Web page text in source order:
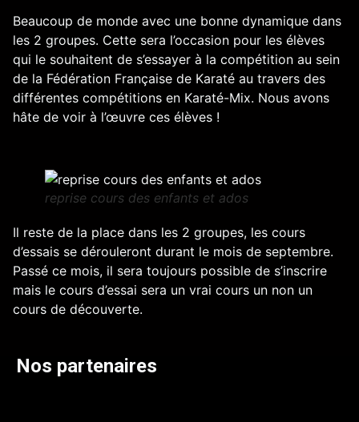
Beaucoup de monde avec une bonne dynamique dans
les 2 groupes. Cette sera l’occasion pour les élèves
qui le souhaitent de s’essayer à la compétition au sein
de la Fédération Française de Karaté au travers des
différentes compétitions en Karaté-Mix. Nous avons
hâte de voir à l’œuvre ces élèves !
reprise cours des enfants et ados
Il reste de la place dans les 2 groupes, les cours
d’essais se dérouleront durant le mois de septembre.
Passé ce mois, il sera toujours possible de s’inscrire
mais le cours d’essai sera un vrai cours un non un
cours de découverte.
Nos partenaires